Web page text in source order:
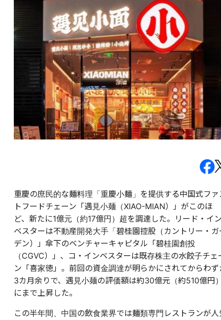
重慶の庶民的な麺料理「重慶小麺」を提供する中国式ファ
トフードチェーン「遇見小麺（XIAO-MIAN）」がこのほ
ど、新たに1億元（約17億円）超を調達した。リード・イ
ベスターは不動産開発大手「碧桂園控股（カントリー・ガ
デン）」傘下のベンチャーキャピタル「碧桂園創投
（CGVC）」、コ・インベスターは既存株主の水餃子チェ
ン「喜家徳」。前回の資金調達が明らかにされてからわず
3カ月余りで、遇見小麺の評価額は約30億元（約510億円
にまで上昇した。
この半年間、中国の飲食業界では麺類専門レストランが人